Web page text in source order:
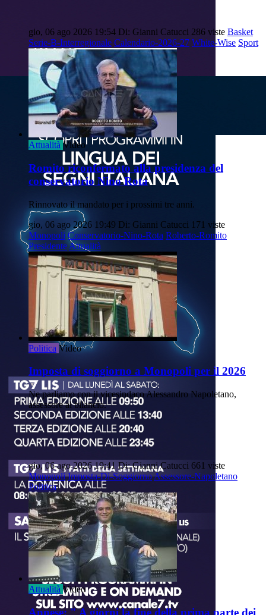
gio, 06 ago 2026 19:54 Di: Gianni Catucci 286 viste Basket
Serie-B-Interregionale Calendario-2026-27 White-Wise Sport
Attualità Video
Romito riconfermato alla presidenza del
conservatorio Nino Rota
Rinnovato il mandato per i prossimi tre anni.
gio, 06 ago 2026 19:49 Di: Gianni Catucci 171 viste
Monopoli Conservatorio-Nino-Rota Roberto-Romito
Presidente Attualità
Politica Video
Imposta di soggiorno a Monopoli per il 2026
Ne parliamo con il vicesindaco Alessandro Napoletano,
assessore al bilancio.
gio, 06 ago 2026 19:41 Di: Gianni Catucci 661 viste
Monopoli Imposta-Di-SoggiornoAssessore-Napoletano
Politica
Attualità Video
Annese: " A giorni la fine della prima parte dei